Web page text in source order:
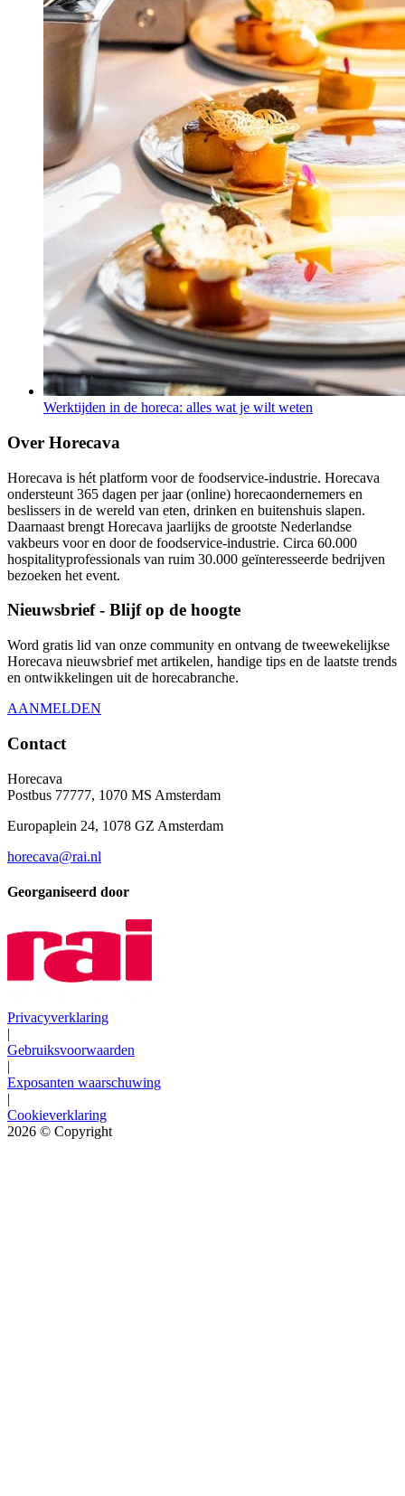
Werktijden in de horeca: alles wat je wilt weten
Over Horecava
Horecava is hét platform voor de foodservice-industrie. Horecava
ondersteunt 365 dagen per jaar (online) horecaondernemers en
beslissers in de wereld van eten, drinken en buitenshuis slapen.
Daarnaast brengt Horecava jaarlijks de grootste Nederlandse
vakbeurs voor en door de foodservice-industrie. Circa 60.000
hospitalityprofessionals van ruim 30.000 geïnteresseerde bedrijven
bezoeken het event.
Nieuwsbrief - Blijf op de hoogte
Word gratis lid van onze community en ontvang de tweewekelijkse
Horecava nieuwsbrief met artikelen, handige tips en de laatste trends
en ontwikkelingen uit de horecabranche.
AANMELDEN
Contact
Horecava
Postbus 77777, 1070 MS Amsterdam
Europaplein 24, 1078 GZ Amsterdam
horecava@rai.nl
Georganiseerd door
Privacyverklaring
|
Gebruiksvoorwaarden
|
Exposanten waarschuwing
|
Cookieverklaring
2026 © Copyright